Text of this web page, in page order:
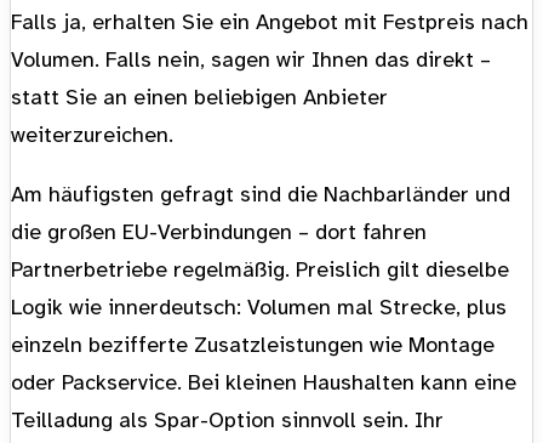
Falls ja, erhalten Sie ein Angebot mit Festpreis nach
Volumen. Falls nein, sagen wir Ihnen das direkt –
statt Sie an einen beliebigen Anbieter
weiterzureichen.
Am häufigsten gefragt sind die Nachbarländer und
die großen EU-Verbindungen – dort fahren
Partnerbetriebe regelmäßig. Preislich gilt dieselbe
Logik wie innerdeutsch: Volumen mal Strecke, plus
einzeln bezifferte Zusatzleistungen wie Montage
oder Packservice. Bei kleinen Haushalten kann eine
Teilladung als Spar-Option sinnvoll sein. Ihr